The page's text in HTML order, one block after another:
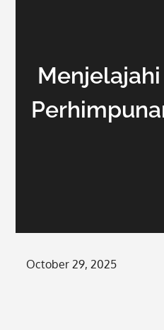
Posted
October 29, 2025